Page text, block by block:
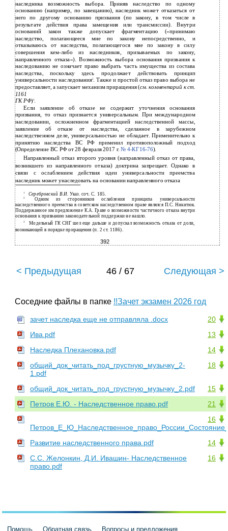
наследника возможность выбора. Приняв наследство по одному
основанию (например, по завещанию), наследник может отказаться от
него по другому основанию призвания (по закону, в том числе в
результате действия права замещения или трансмиссии). Внутри
оснований закон также допускает фрагментацию («принимаю
наследство, полагающееся мне по закону непосредственно, и
отказываюсь от наследства, полагающегося мне по закону в силу
совершения кем-либо из наследников, призываемых по закону,
направленного отказа»). Возможность выбора основания призвания к
наследованию не означает право выбрать часть имущества из состава
наследства, поскольку­ здесь продолжает действовать принцип
универсальности наследования2. Также и простой отказ право выбора не
предоставляет, а запускает механизм приращения (см. комментарий к ст.
1161
ГК РФ)3.
Если заявление об отказе не содержит уточнения основания
призвания, то отказ признается универсальным. При международном
наследовании, осложненном фрагментацией наследственной массы,
заявление об отказе от наследства, сделанное в зарубежном
наследственном деле, универсальностью не обладает. Применительно к
принятию наследства ВС РФ применил противоположный подход
(Определение ВС РФ от 28 февраля 2017 г.№ 4-КГ16-76).
Направленный отказ второго уровня (направленный отказ от права,
возникшего из направленного отказа) доктрина запрещает. Однако в
связи с ослаблением действия идеи универсальности преемства
наследник может унаследовать на основании направленного отказа
1 Серебровский В.И. Указ. соч. С. 185.
2Одним из сторонников ослабления принципа универсальности
наследственного преемства в советском наследственном праве являлся П.С. Никитюк.
Поддержанное им предложение К.А. Граве о возможности частичного отказа внутри
основания к призванию законодательной поддержки не нашло.
3Модельный ГК СНГ шел еще дальше и допускал возможность отказа от доли,
возникающей в порядке приращения (п. 2 ст. 1186).
392
< Предыдущая 46 / 67 Следующая >
Соседние файлы в папке !!Зачет экзамен 2026 год
20
зачет наследка еще не отправляла .docx
13
Ива.pdf
14
Наследка Плехановка.pdf
18
общий_док_читать_под_грустную_музычку_2-
1.pdf
15
общий_док_читать_под_грустную_музычку_2.pdf
21
Петров Е.Ю. - Наследственное право.pdf
16
14
Развитие наследственного права.pdf
16
С.С. Желонкин, Д.И. Ивашин- Наследственное
право.pdf
Помощь Обратная связь Вопросы и предложения